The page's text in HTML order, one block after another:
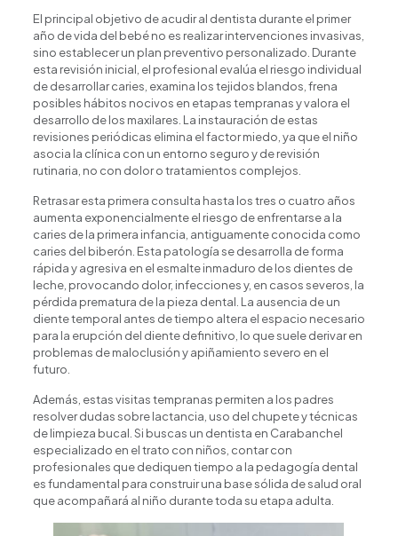
El principal objetivo de acudir al dentista durante el primer
año de vida del bebé no es realizar intervenciones invasivas,
sino establecer un plan preventivo personalizado. Durante
esta revisión inicial, el profesional evalúa el riesgo individual
de desarrollar caries, examina los tejidos blandos, frena
posibles hábitos nocivos en etapas tempranas y valora el
desarrollo de los maxilares. La instauración de estas
revisiones periódicas elimina el factor miedo, ya que el niño
asocia la clínica con un entorno seguro y de revisión
rutinaria, no con dolor o tratamientos complejos.
Retrasar esta primera consulta hasta los tres o cuatro años
aumenta exponencialmente el riesgo de enfrentarse a la
caries de la primera infancia, antiguamente conocida como
caries del biberón. Esta patología se desarrolla de forma
rápida y agresiva en el esmalte inmaduro de los dientes de
leche, provocando dolor, infecciones y, en casos severos, la
pérdida prematura de la pieza dental. La ausencia de un
diente temporal antes de tiempo altera el espacio necesario
para la erupción del diente definitivo, lo que suele derivar en
problemas de maloclusión y apiñamiento severo en el
futuro.
Además, estas visitas tempranas permiten a los padres
resolver dudas sobre lactancia, uso del chupete y técnicas
de limpieza bucal. Si buscas un dentista en Carabanchel
especializado en el trato con niños, contar con
profesionales que dediquen tiempo a la pedagogía dental
es fundamental para construir una base sólida de salud oral
que acompañará al niño durante toda su etapa adulta.